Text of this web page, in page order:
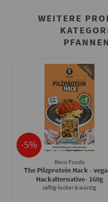
WEITERE
-5%
Revo Foods
The Pilzprotein Hack -
Hackalternative- 160g
saftig-locker & würzig